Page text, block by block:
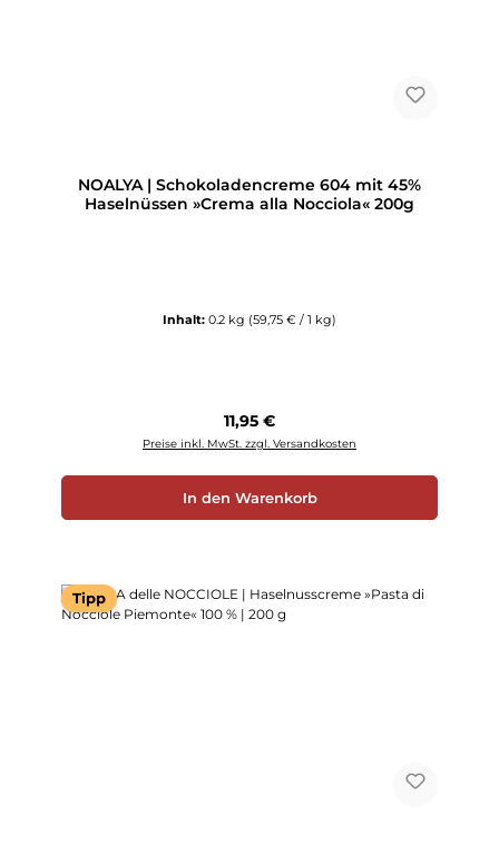
NOALYA | Schokoladencreme 604 mit 45%
Haselnüssen »Crema alla Nocciola« 200g
Inhalt: 0.2 kg (59,75 € / 1 kg)
Regulärer Preis:
11,95 €
Preise inkl. MwSt. zzgl. Versandkosten
In den Warenkorb
Tipp